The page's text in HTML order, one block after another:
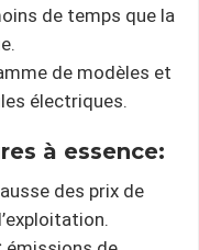
de temps que la
de modèles et
électriques.
à essence:
des prix de